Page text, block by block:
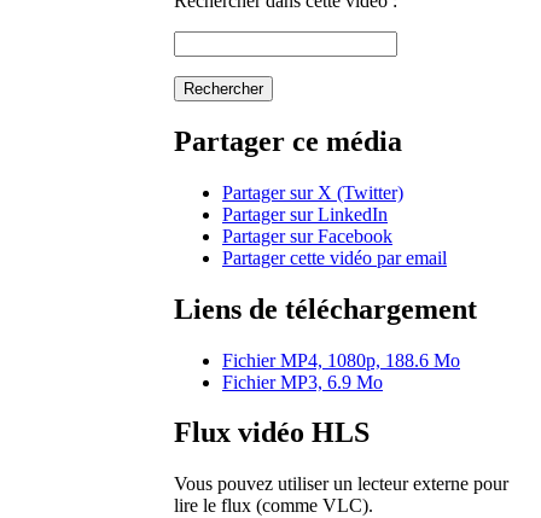
Rechercher
Partager ce média
Partager sur X (Twitter)
Partager sur LinkedIn
Partager sur Facebook
Partager cette vidéo par email
Liens de téléchargement
Fichier MP4, 1080p, 188.6 Mo
Fichier MP3, 6.9 Mo
Flux vidéo HLS
Vous pouvez utiliser un lecteur externe pour
lire le flux (comme VLC).